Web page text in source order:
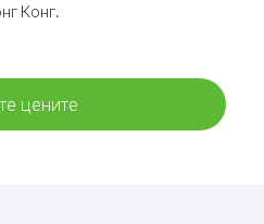
Конг.
цените